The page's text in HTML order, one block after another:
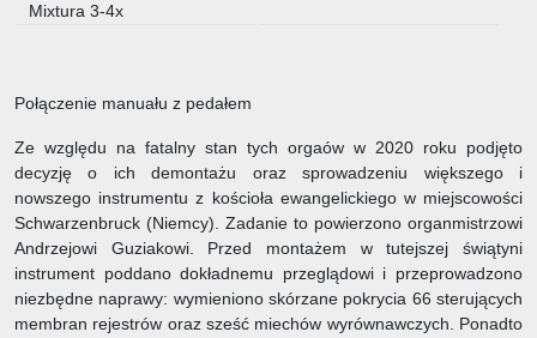
Mixtura 3-4x
Połączenie manuału z pedałem
Ze względu na fatalny stan tych orgaów w 2020 roku podjęto
decyzję o ich demontażu oraz sprowadzeniu większego i
nowszego instrumentu z kościoła ewangelickiego w miejscowości
Schwarzenbruck (Niemcy). Zadanie to powierzono organmistrzowi
Andrzejowi Guziakowi. Przed montażem w tutejszej świątyni
instrument poddano dokładnemu przeglądowi i przeprowadzono
niezbędne naprawy: wymieniono skórzane pokrycia 66 sterujących
membran rejestrów oraz sześć miechów wyrównawczych. Ponadto